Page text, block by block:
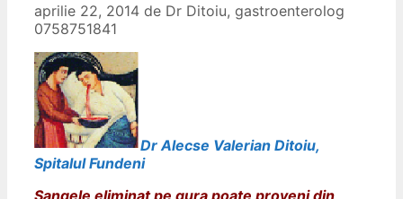
aprilie 22, 2014 de Dr Ditoiu, gastroenterolog
0758751841
Dr Alecse Valerian Ditoiu,
Spitalul Fundeni
Sangele eliminat pe gura poate proveni din